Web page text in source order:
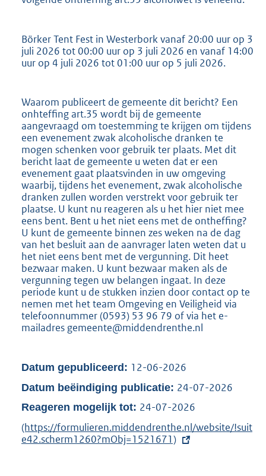
b
Börker Tent Fest in Westerbork vanaf 20:00 uur op 3
juli 2026 tot 00:00 uur op 3 juli 2026 en vanaf 14:00
uur op 4 juli 2026 tot 01:00 uur op 5 juli 2026.
Waarom publiceert de gemeente dit bericht? Een
onhteffing art.35 wordt bij de gemeente
aangevraagd om toestemming te krijgen om tijdens
een evenement zwak alcoholische dranken te
mogen schenken voor gebruik ter plaats. Met dit
bericht laat de gemeente u weten dat er een
evenement gaat plaatsvinden in uw omgeving
waarbij, tijdens het evenement, zwak alcoholische
dranken zullen worden verstrekt voor gebruik ter
plaatse. U kunt nu reageren als u het hier niet mee
eens bent. Bent u het niet eens met de ontheffing?
U kunt de gemeente binnen zes weken na de dag
van het besluit aan de aanvrager laten weten dat u
het niet eens bent met de vergunning. Dit heet
bezwaar maken. U kunt bezwaar maken als de
vergunning tegen uw belangen ingaat. In deze
periode kunt u de stukken inzien door contact op te
nemen met het team Omgeving en Veiligheid via
telefoonnummer (0593) 53 96 79 of via het e-
mailadres gemeente@middendrenthe.nl
Datum gepubliceerd: 12-06-2026
Datum beëindiging publicatie: 24-07-2026
Reageren mogelijk tot: 24-07-2026
E
x
(https://formulieren.middendrenthe.nl/website/!suit
e42.scherm1260?mObj=1521671)